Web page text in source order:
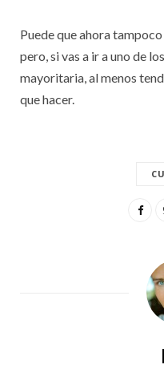
Puede que ahora
pero, si vas a ir a uno de
mayoritaria, al menos
que hacer.